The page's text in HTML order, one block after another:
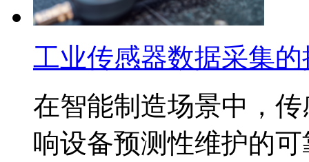
工业传感器数据采集
在智能制造场景中，
响设备预测性维护的